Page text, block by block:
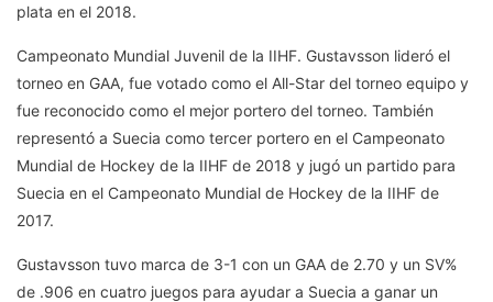
plata en el 2018.
Campeonato Mundial Juvenil de la IIHF. Gustavsson lideró el
torneo en GAA, fue votado como el All-Star del torneo equipo y
fue reconocido como el mejor portero del torneo. También
representó a Suecia como tercer portero en el Campeonato
Mundial de Hockey de la IIHF de 2018 y jugó un partido para
Suecia en el Campeonato Mundial de Hockey de la IIHF de
2017.
Gustavsson tuvo marca de 3-1 con un GAA de 2.70 y un SV%
de .906 en cuatro juegos para ayudar a Suecia a ganar un